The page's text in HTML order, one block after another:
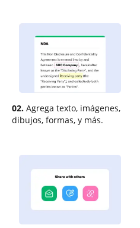
02. Agrega texto, imágenes,
dibujos, formas, y más.